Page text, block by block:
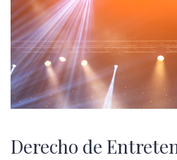
Derecho de